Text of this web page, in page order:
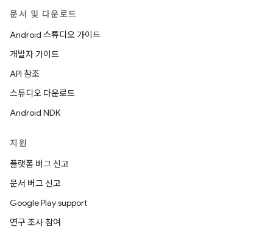
문서 및 다운로드
Android 스튜디오 가이드
개발자 가이드
API 참조
스튜디오 다운로드
Android NDK
지원
플랫폼 버그 신고
문서 버그 신고
Google Play support
연구 조사 참여